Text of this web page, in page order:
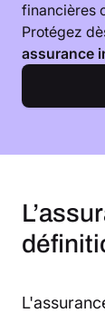
financières
Protégez
assurance